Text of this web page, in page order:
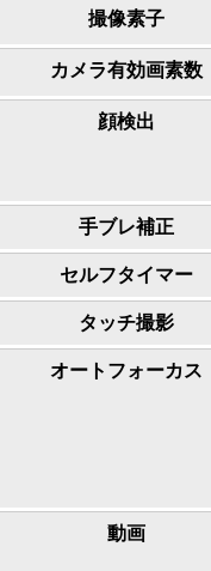
撮像素子
カメラ有効画素数
顔検出
手ブレ補正
セルフタイマー
タッチ撮影
オートフォーカス
動画